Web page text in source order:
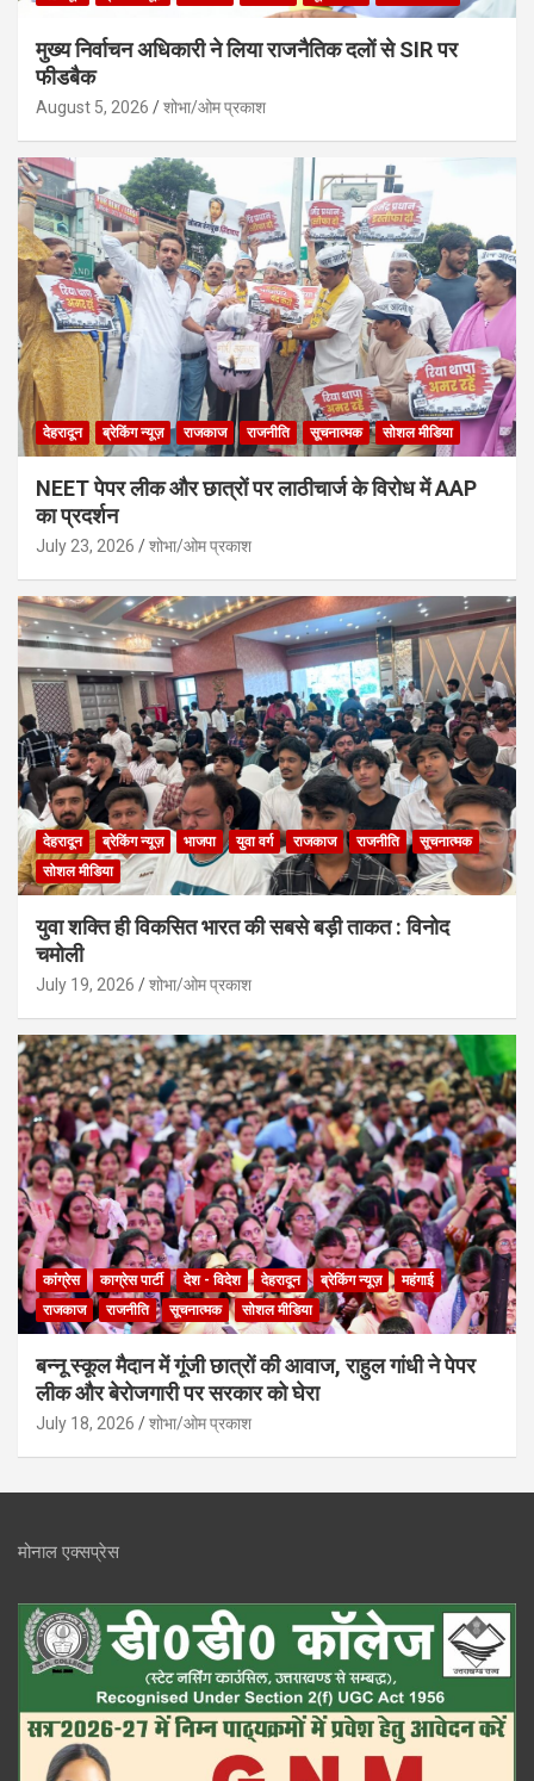
मुख्य निर्वाचन अधिकारी ने लिया राजनैतिक दलों से SIR पर
फीडबैक
August 5, 2026 शोभा/ओम प्रकाश
देहरादून ब्रेकिंग न्यूज़ राजकाज राजनीति सूचनात्मक सोशल मीडिया
NEET पेपर लीक और छात्रों पर लाठीचार्ज के विरोध में AAP
का प्रदर्शन
July 23, 2026 शोभा/ओम प्रकाश
देहरादून ब्रेकिंग न्यूज़ भाजपा युवा वर्ग राजकाज राजनीति
सूचनात्मक
सोशल मीडिया
युवा शक्ति ही विकसित भारत की सबसे बड़ी ताकत : विनोद
चमोली
July 19, 2026 शोभा/ओम प्रकाश
कांग्रेस काग्रेस पार्टी देश - विदेश देहरादून ब्रेकिंग न्यूज़
महंगाई
राजकाज
राजनीति सूचनात्मक सोशल मीडिया
बन्नू स्कूल मैदान में गूंजी छात्रों की आवाज, राहुल गांधी ने पेपर
लीक और बेरोजगारी पर सरकार को घेरा
July 18, 2026 शोभा/ओम प्रकाश
मोनाल एक्सप्रेस